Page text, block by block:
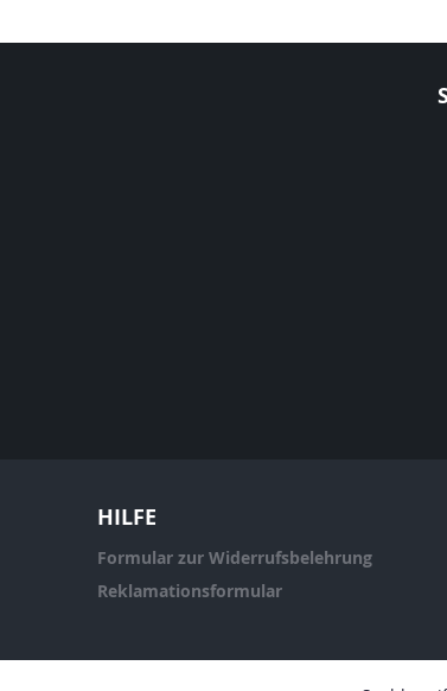
HILFE
Formular zur Widerrufsbelehrung
Reklamationsformular